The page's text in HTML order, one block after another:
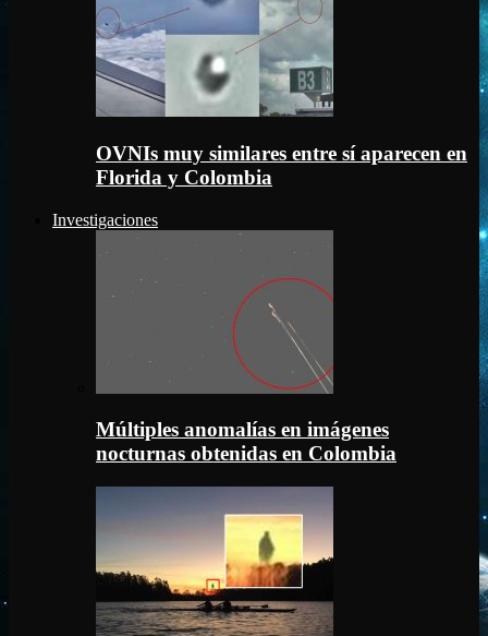
OVNIs muy similares entre sí aparecen en
Florida y Colombia
Investigaciones
Múltiples anomalías en imágenes
nocturnas obtenidas en Colombia